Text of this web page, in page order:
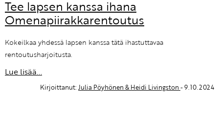
Tee lapsen kanssa ihana
Omenapiirakkarentoutus
Kokeilkaa yhdessä lapsen kanssa tätä ihastuttavaa
rentoutusharjoitusta.
Lue lisää...
Kirjoittanut: Julia Pöyhönen & Heidi Livingston - 9.10.2024